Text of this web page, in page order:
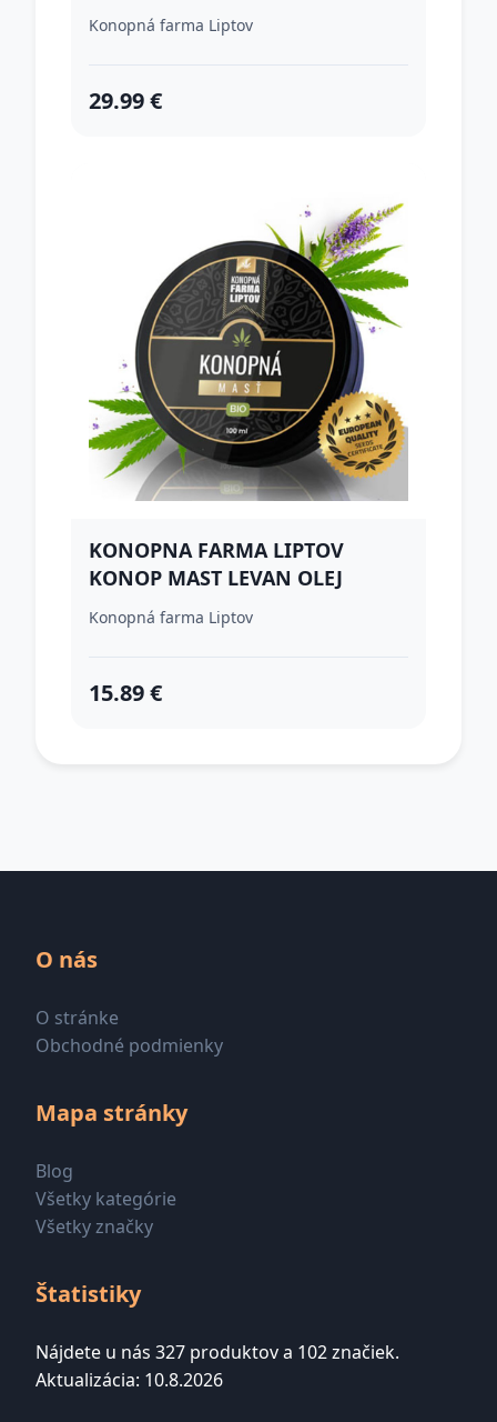
Konopná farma Liptov
29.99 €
KONOPNA FARMA LIPTOV
KONOP MAST LEVAN OLEJ
100ML
Konopná farma Liptov
15.89 €
O nás
O stránke
Obchodné podmienky
Mapa stránky
Blog
Všetky kategórie
Všetky značky
Štatistiky
Nájdete u nás 327 produktov a 102 značiek.
Aktualizácia: 10.8.2026